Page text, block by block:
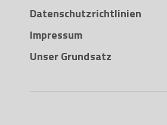
Datenschutzrichtlinien
Impressum
Unser Grundsatz